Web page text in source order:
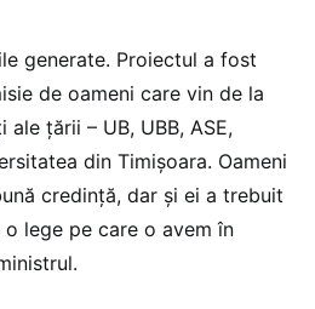
generate. Proiectul a fost
de oameni care vin de la
ale țării – UB, UBB, ASE,
din Timișoara. Oameni
credință, dar și ei a trebuit
o lege pe care o avem în